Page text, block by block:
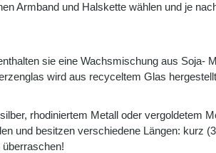
Armband und Halskette wählen und je
sie eine Wachsmischung aus
wird aus recyceltem Glas
rhodiniertem Metall oder vergoldetem
und besitzen verschiedene Längen: kurz